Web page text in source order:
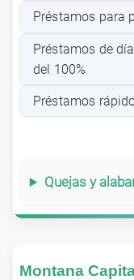
Préstamos para
Préstamos de
del 100%
Préstamos
Quejas y
Montana